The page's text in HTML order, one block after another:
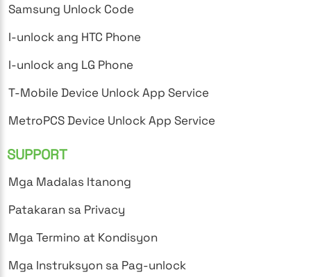
Samsung Unlock Code
I-unlock ang HTC Phone
I-unlock ang LG Phone
T-Mobile Device Unlock App Service
MetroPCS Device Unlock App Service
SUPPORT
Mga Madalas Itanong
Patakaran sa Privacy
Mga Termino at Kondisyon
Mga Instruksyon sa Pag-unlock